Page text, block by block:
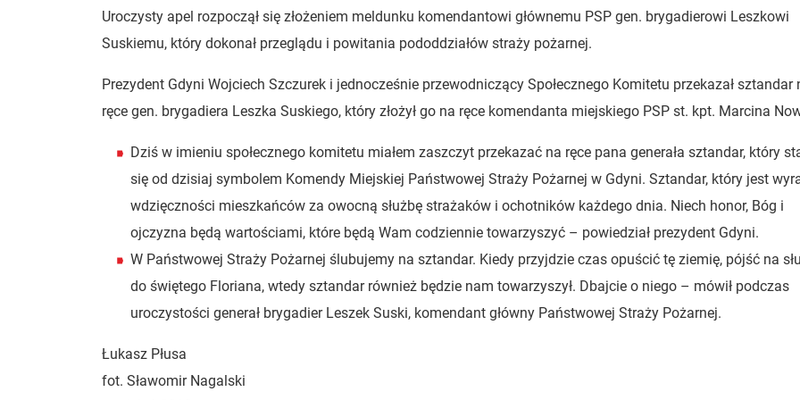
Uroczysty apel rozpoczął się złożeniem meldunku komendantowi głównemu PSP gen. brygadierowi Leszkowi
Suskiemu, który dokonał przeglądu i powitania pododdziałów straży pożarnej.
Prezydent Gdyni Wojciech Szczurek i jednocześnie przewodniczący Społecznego Komitetu przekazał sztandar
ręce gen. brygadiera Leszka Suskiego, który złożył go na ręce komendanta miejskiego PSP st. kpt. Marcina
Dziś w imieniu społecznego komitetu miałem zaszczyt przekazać na ręce pana generała sztandar, który
się od dzisiaj symbolem Komendy Miejskiej Państwowej Straży Pożarnej w Gdyni. Sztandar, który jest
wdzięczności mieszkańców za owocną służbę strażaków i ochotników każdego dnia. Niech honor, Bóg i
ojczyzna będą wartościami, które będą Wam codziennie towarzyszyć – powiedział prezydent Gdyni.
W Państwowej Straży Pożarnej ślubujemy na sztandar. Kiedy przyjdzie czas opuścić tę ziemię, pójść na
do świętego Floriana, wtedy sztandar również będzie nam towarzyszył. Dbajcie o niego – mówił podczas
uroczystości generał brygadier Leszek Suski, komendant główny Państwowej Straży Pożarnej.
Łukasz Płusa
fot. Sławomir Nagalski